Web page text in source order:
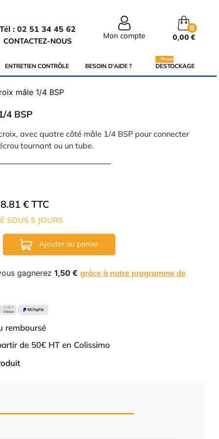
Tél : 02 51 34 45 62
CONTACTEZ-NOUS
Mon compte
0
0,00 €
ENTRETIEN CONTRÔLE BESOIN D'AIDE ? DESTOCKAGE
Promo
mâle 1/4 BSP
4 BSP
avec quatre côté mâle 1/4 BSP pour connecter
tournant ou un tube.
€ TTC
SOUS 5 JOURS
Ajouter au panier
gagnerez 1,50 € grâce à notre programme de
remboursé
de 50€ HT en Colissimo